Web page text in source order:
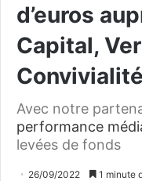
d’euros
Capital,
Avec notre
performance
levées de fonds
26/09/2022 1 minute